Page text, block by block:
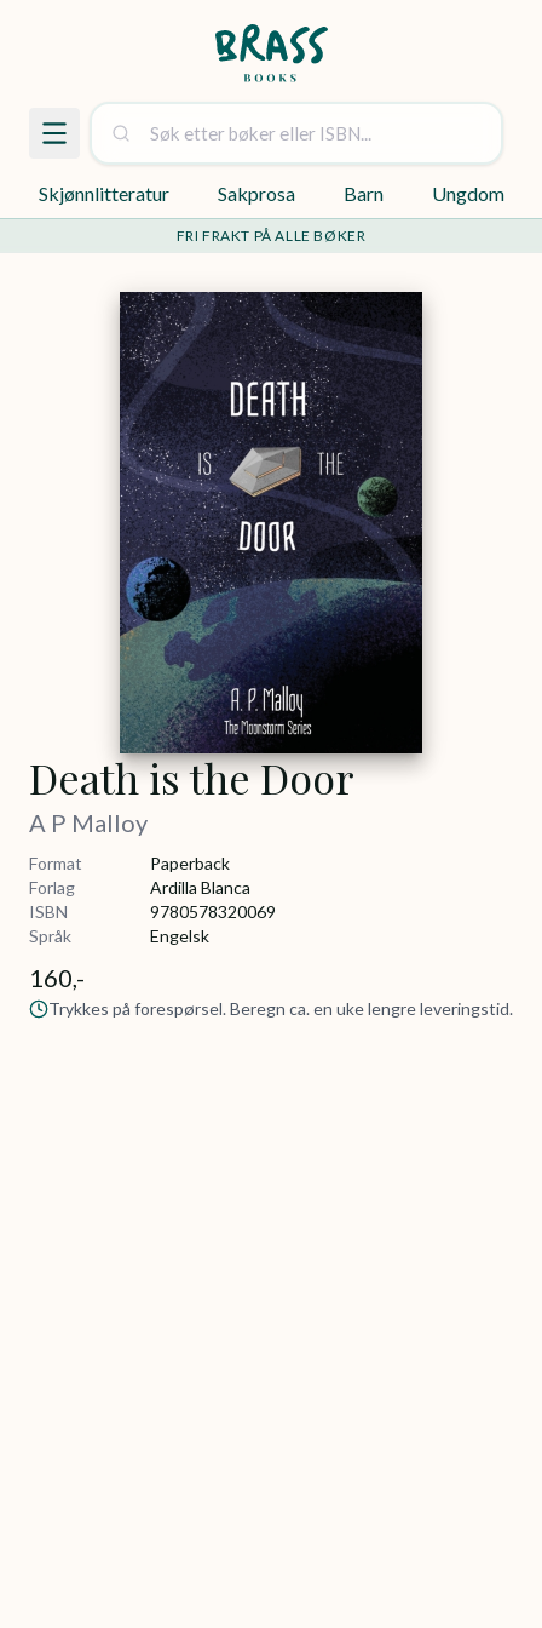
Skjønnlitteratur Sakprosa Barn Ungdom
FRI FRAKT PÅ ALLE BØKER
Death is the Door
A P Malloy
Format
Paperback
Forlag
Ardilla Blanca
ISBN
9780578320069
Språk
Engelsk
160,-
Trykkes på forespørsel. Beregn ca. en uke lengre leveringstid.